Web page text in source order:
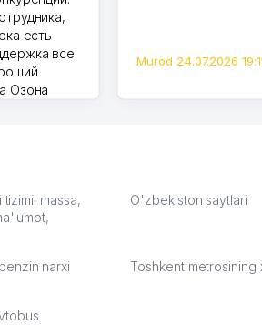
есть
все
Озона
ПВЗ.
Murod 24.07.2026
massa,
O'zbekiston saytlari
narxi Toshkent metrosining